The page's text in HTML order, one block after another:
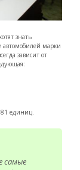
знать
марки
зависит от
81 единиц.
самые